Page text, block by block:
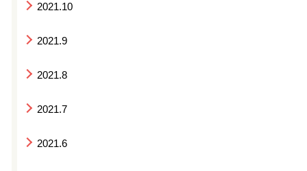
2021.10
2021.9
2021.8
2021.7
2021.6